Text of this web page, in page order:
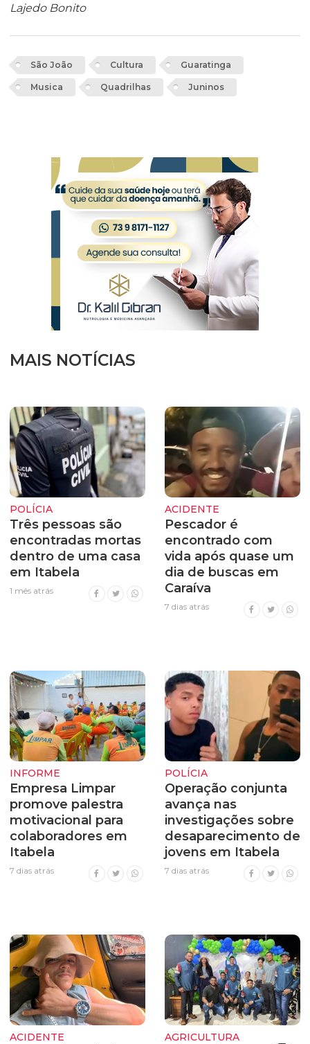
Lajedo Bonito
São João Cultura Guaratinga
Musica Quadrilhas Juninos
MAIS NOTÍCIAS
POLÍCIA
Três pessoas são
encontradas mortas
dentro de uma casa
em Itabela
1 mês atrás
ACIDENTE
Pescador é
encontrado com
vida após quase um
dia de buscas em
Caraíva
7 dias atrás
INFORME
Empresa Limpar
promove palestra
motivacional para
colaboradores em
Itabela
7 dias atrás
POLÍCIA
Operação conjunta
avança nas
investigações sobre
desaparecimento de
jovens em Itabela
7 dias atrás
ACIDENTE AGRICULTURA